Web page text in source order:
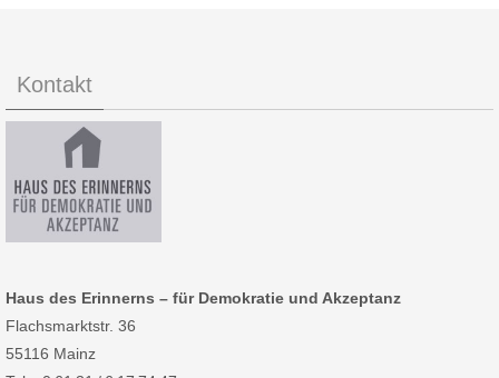
Kontakt
Haus des Erinnerns – für Demokratie und Akzeptanz
Flachsmarktstr. 36
55116 Mainz